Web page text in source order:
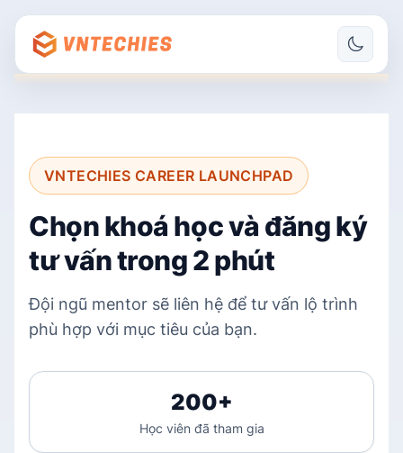
VNTECHIES CAREER LAUNCHPAD
Chọn khoá học và đăng ký
tư vấn trong 2 phút
Đội ngũ mentor sẽ liên hệ để tư vấn lộ trình
phù hợp với mục tiêu của bạn.
200+
Học viên đã tham gia